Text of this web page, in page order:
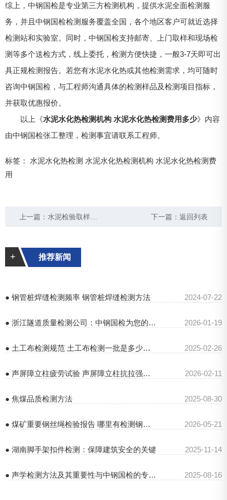
综上，中钢国检是专业第三方检测机构，提供水泥全面检测服
务，并且中钢国检检测服务覆盖全国，各个地区客户可就近选择
检测站和实验室。同时，中钢国检支持邮寄、上门取样和现场检
测等多个送检方式，线上委托，检测方便快捷，一般3-7天即可出
具正规检测报告。若您有水泥水化热或其他检测需求，均可随时
咨询中钢国检，与工程师沟通具体的检测样品及检测项目指标，
并获取优惠报价。
以上《水泥水化热检测机构 水泥水化热检测费用多少》内容
由中钢国检张工整理，检测事宜请联系工程师。
标签： 水泥水化热检测 水泥水化热检测机构 水泥水化热检测费
用
上一篇：水泥检验取样标准 水泥检验批一批取多少 下一篇： 返回列表
+ 推荐新闻
● 钢管桩焊缝检测频率 钢管桩焊缝检测方法 2024-07-22
● 浙江隧道质量检测公司：中钢国检为您的隧道安全保驾护航 2026-01-19
● 土工布检测规范 土工布检测一批是多少平方米 2025-02-26
● 声屏障立柱疲劳试验 声屏障立柱抗拉强度检测 2026-02-11
● 焦煤品质检测方法 2025-08-30
● 煤矿重要钢丝绳检验报告 哪里有检测钢丝绳公司 2026-05-21
● 湖南脚手架扣件检测：保障建筑安全的关键 2025-11-14
● 声学检测方法及其重要性与中钢国检的专业服务 2025-08-16